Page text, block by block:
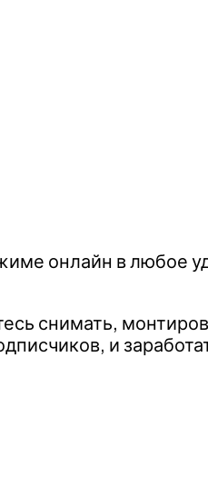
онлайн в любое
снимать,
и